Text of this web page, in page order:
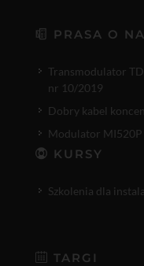
PRASA O
Transmodulator
nr 10/2019
Dobry kabel
Modulator MI520P
KURSY
Szkolenia dla
TARGI